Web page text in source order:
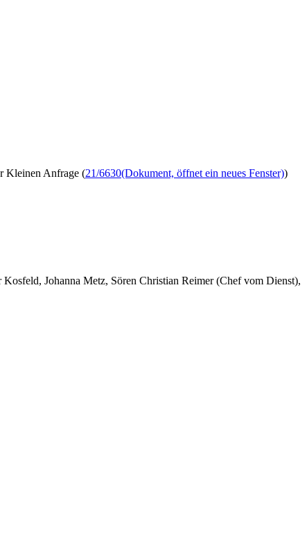
Kleinen Anfrage (21/6630(Dokument, öffnet ein neues Fenster))
Kosfeld, Johanna Metz, Sören Christian Reimer (Chef vom Dienst),